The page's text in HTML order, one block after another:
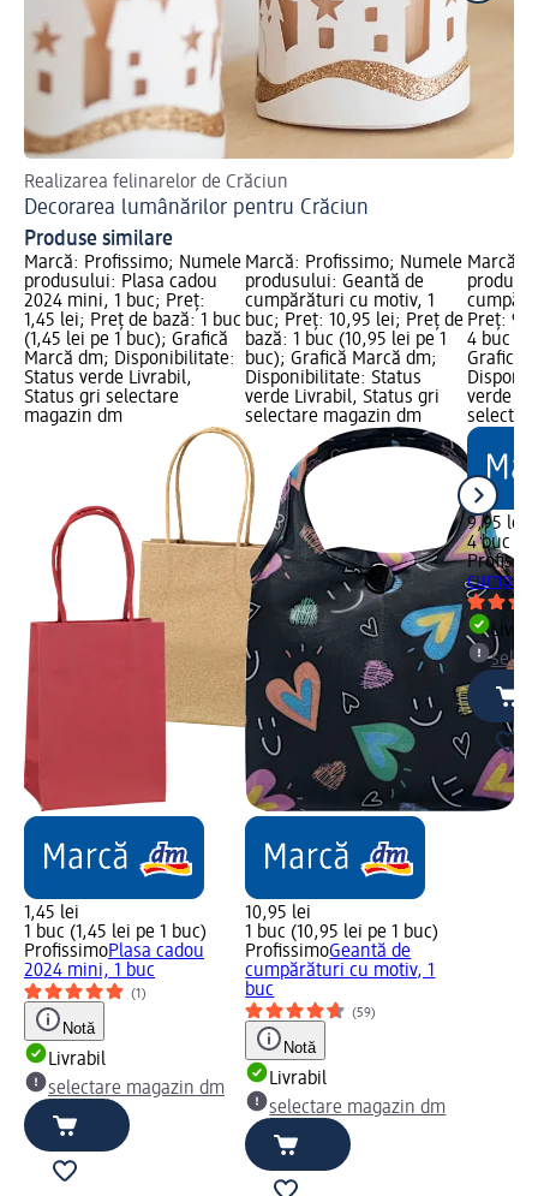
Realizarea felinarelor de Crăciun
Decorarea lumânărilor pentru Crăciun
Produse similare
Marcă: Profissimo; Numele
produsului: Plasa cadou
2024 mini, 1 buc; Preț:
1,45 lei; Preț de bază: 1 buc
(1,45 lei pe 1 buc); Grafică
Marcă dm; Disponibilitate:
Status verde Livrabil,
Status gri selectare
magazin dm
1,45 lei
1 buc (1,45 lei pe 1 buc)
ProfissimoPlasa cadou
2024 mini, 1 buc
(1)
Notă
Livrabil
selectare magazin dm
Marcă: Profissimo; Numele
produsului: Geantă de
cumpărături cu motiv, 1
buc; Preț: 10,95 lei; Preț de
bază: 1 buc (10,95 lei pe 1
buc); Grafică Marcă dm;
Disponibilitate: Status
verde Livrabil, Status gri
selectare magazin dm
10,95 lei
1 buc (10,95 lei pe 1 buc)
ProfissimoGeantă de
cumpărături cu motiv, 1
buc
(59)
Notă
Livrabil
selectare magazin dm
Marcă:
Preț:
4 buc
Grafică
verde
9,95 lei
4 buc